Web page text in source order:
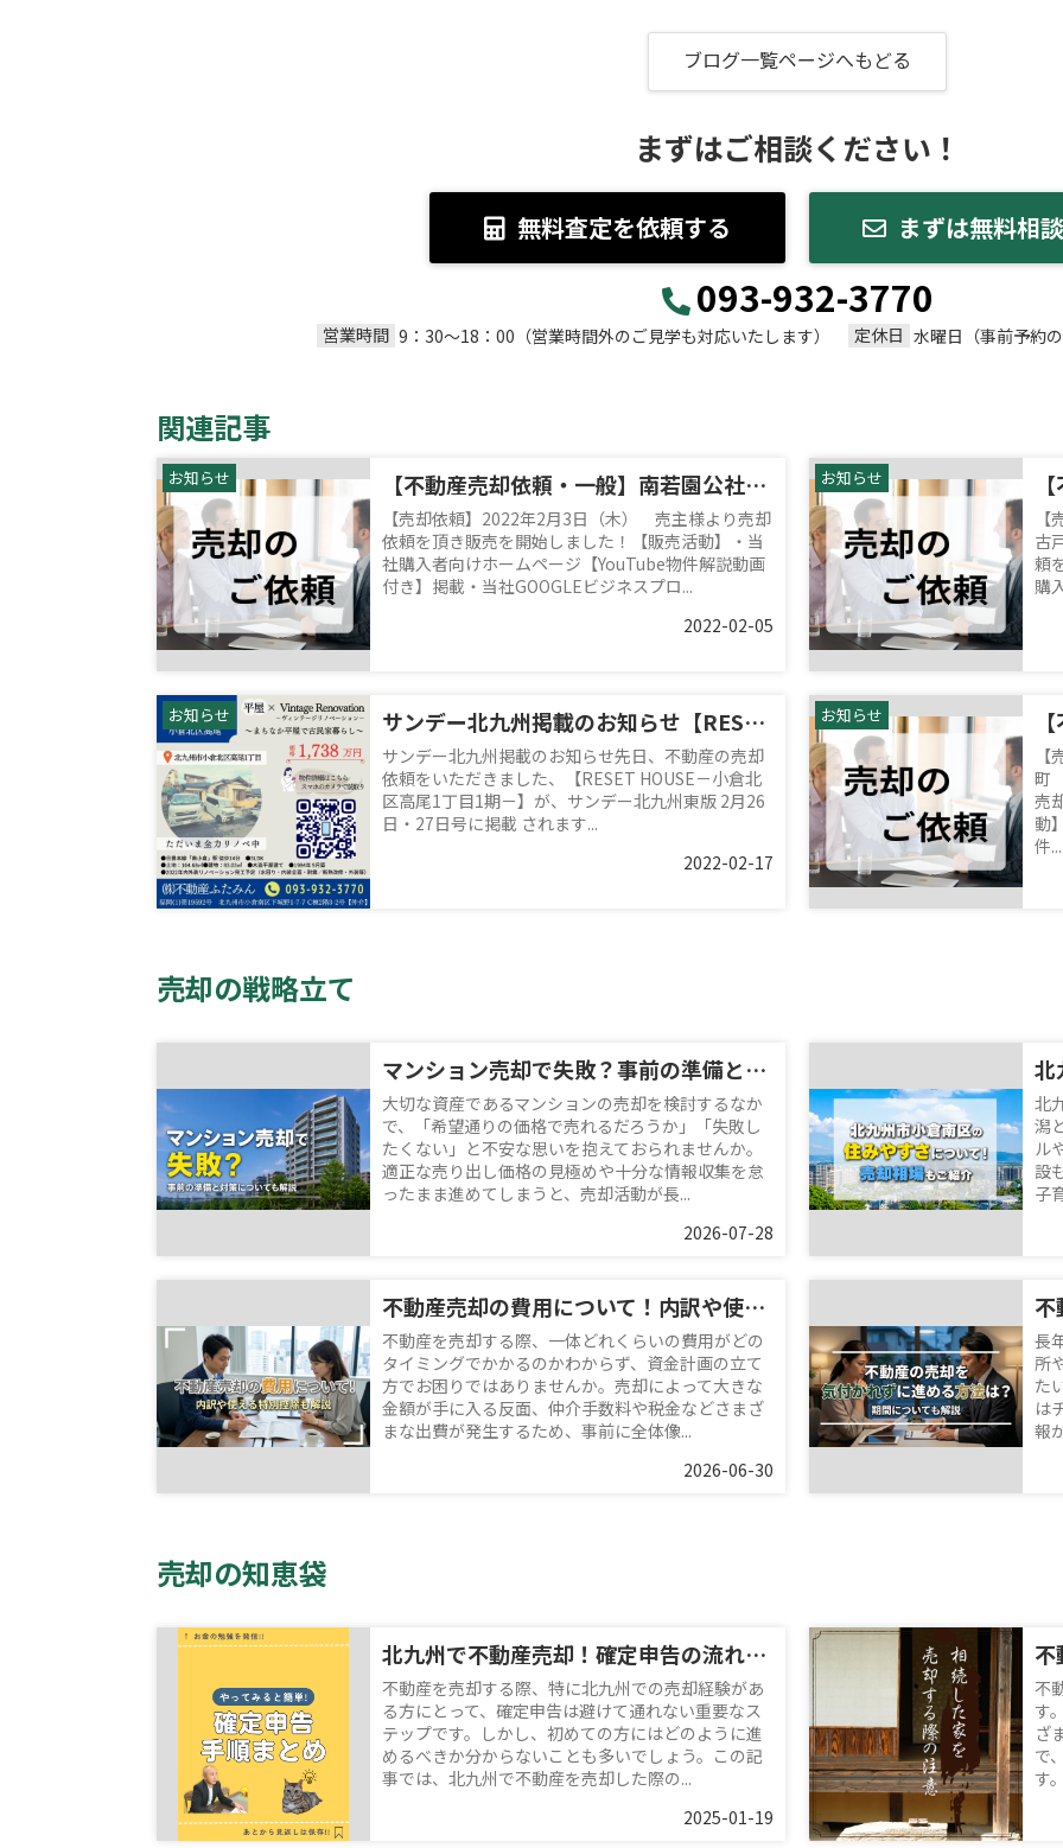
ブログ一覧ページへもどる
まずはご相談ください！
無料査定を依頼する まずは無料相
093-932-3770
営業時間 9：30～18：00（営業時間外のご見学も対応いたします） 定休日 水曜日（事前予約
関連記事
お知らせ 【不動産売却依頼・一般】南若園公社団地2棟
【売却依頼】2022年2月3日（木） 売主様より売却
依頼を頂き販売を開始しました！【販売活動】・当
社購入者向けホームページ【YouTube物件解説動画
付き】掲載・当社GOOGLEビジネスプロ...
2022-02-05
お知らせ
古
頼
購
お知らせ サンデー北九州掲載のお知らせ【RESET HOUSE－小倉北区高尾1丁目1期－】
サンデー北九州掲載のお知らせ先日、不動産の売却
依頼をいただきました、【RESET HOUSE－小倉北
区高尾1丁目1期－】が、サンデー北九州東版 2月26
日・27日号に掲載 されます...
2022-02-17
お知らせ
町
売
動
件...
売却の戦略立て
マンション売却で失敗？事前の準備と対策についても解説
大切な資産であるマンションの売却を検討するなか
で、「希望通りの価格で売れるだろうか」「失敗し
たくない」と不安な思いを抱えておられませんか。
適正な売り出し価格の見極めや十分な情報収集を怠
ったまま進めてしまうと、売却活動が長...
2026-07-28
北
潟
ル
設
子
不動産売却の費用について！内訳や使える特別控除も解説
不動産を売却する際、一体どれくらいの費用がどの
タイミングでかかるのかわからず、資金計画の立て
方でお困りではありませんか。売却によって大きな
金額が手に入る反面、仲介手数料や税金などさまざ
まな出費が発生するため、事前に全体像...
2026-06-30
長
所
た
は
報
売却の知恵袋
北九州で不動産売却！確定申告の流れと注意点とは？
不動産を売却する際、特に北九州での売却経験があ
る方にとって、確定申告は避けて通れない重要なス
テップです。しかし、初めての方にはどのように進
めるべきか分からないことも多いでしょう。この記
事では、北九州で不動産を売却した際の...
2025-01-19
不
す
ざ
で
す